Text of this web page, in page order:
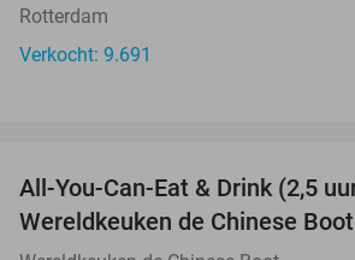
Rotterdam
Verkocht: 9.691
All-You-Can-Eat & Drink (2,5
Wereldkeuken de Chinese Boot